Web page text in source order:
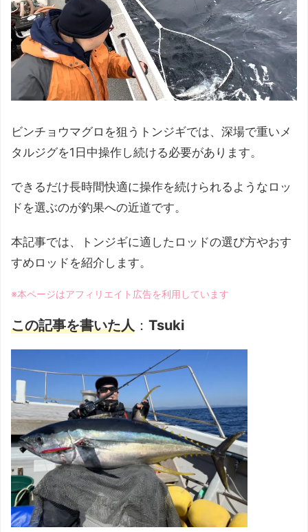
ビンチョウマグロを狙うトンジギでは、深場で重いメ
タルジグを1日中操作し続ける必要があります。
できるだけ長時間快適に操作を続けられるようなロッ
ドを選ぶのが釣果への近道です。
本記事では、トンジギに適したロッドの選び方やおす
すめロッドを紹介します。
※本ページはアフィリエイト広告を利用しています
この記事を書いた人 ： Tsuki